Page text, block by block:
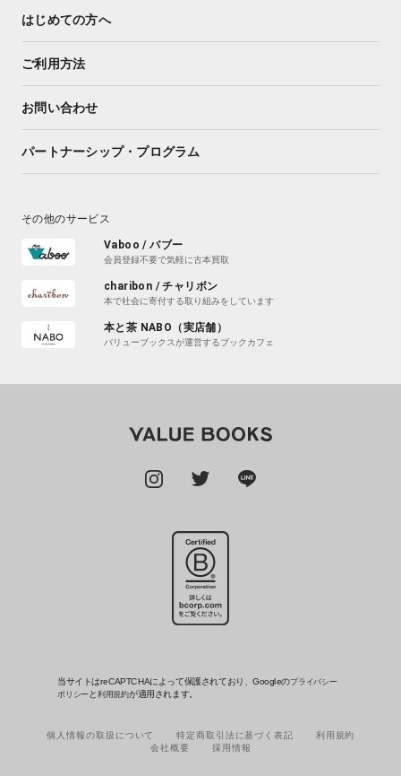
はじめての方へ
ご利用方法
お問い合わせ
パートナーシップ・プログラム
その他のサービス
Vaboo / バブー
会員登録不要で気軽に古本買取
charibon / チャリボン
本で社会に寄付する取り組みをしています
本と茶 NABO（実店舗）
バリューブックスが運営するブックカフェ
当サイトはreCAPTCHAによって保護されており、Googleのプライバシー
ポリシーと 利用規約が適用されます。
個人情報の取扱について 特定商取引法に基づく表記
利用規約
会社概要
採用情報